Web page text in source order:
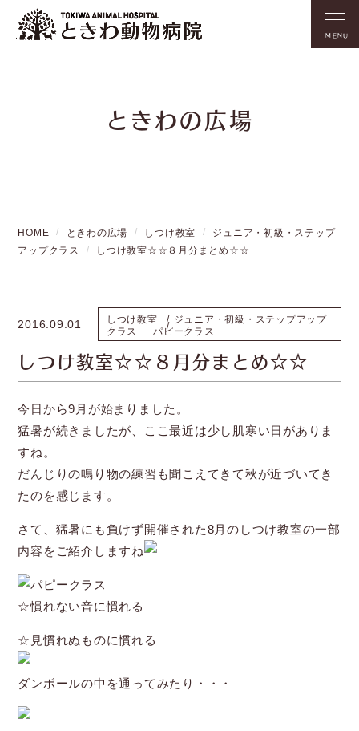
MENU
ときわの広場
HOME ときわの広場 しつけ教室
ジュニア・初級・ステップ
アップクラス
しつけ教室☆☆８月分まとめ☆☆
2016.09.01 しつけ教室
ジュニア・初級・ステップアップ
クラス
パピークラス
しつけ教室☆☆８月分まとめ☆☆
今日から9月が始まりました。
猛暑が続きましたが、ここ最近は少し肌寒い日がありま
すね。
だんじりの鳴り物の練習も聞こえてきて秋が近づいてき
たのを感じます。
さて、猛暑にも負けず開催された8月のしつけ教室の一部
内容をご紹介しますね
パピークラス
☆慣れない音に慣れる
☆見慣れぬものに慣れる
ダンボールの中を通ってみたり・・・